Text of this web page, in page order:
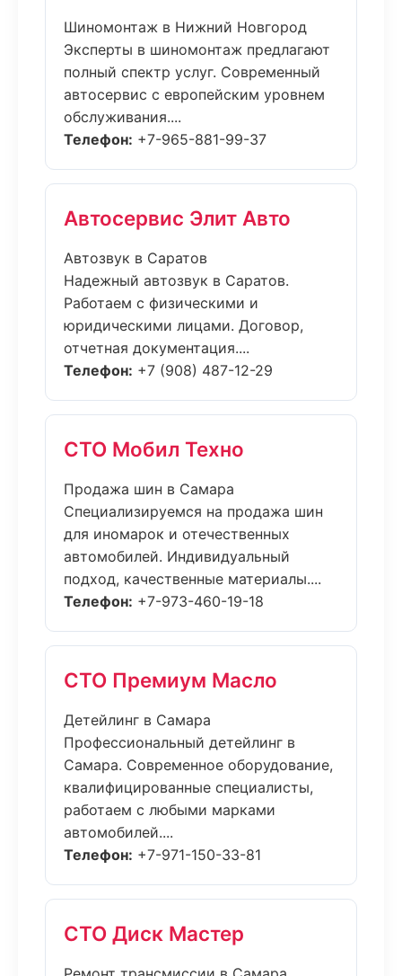
Шиномонтаж в Нижний Новгород
Эксперты в шиномонтаж предлагают
полный спектр услуг. Современный
автосервис с европейским уровнем
обслуживания....
Телефон: +7-965-881-99-37
Автосервис Элит Авто
Автозвук в Саратов
Надежный автозвук в Саратов.
Работаем с физическими и
юридическими лицами. Договор,
отчетная документация....
Телефон: +7 (908) 487-12-29
СТО Мобил Техно
Продажа шин в Самара
Специализируемся на продажа шин
для иномарок и отечественных
автомобилей. Индивидуальный
подход, качественные материалы....
Телефон: +7-973-460-19-18
СТО Премиум Масло
Детейлинг в Самара
Профессиональный детейлинг в
Самара. Современное оборудование,
квалифицированные специалисты,
работаем с любыми марками
автомобилей....
Телефон: +7-971-150-33-81
СТО Диск Мастер